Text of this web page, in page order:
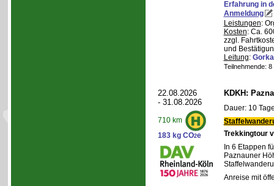
Erfahrung in
Anmeldung
Leistungen:
Kosten: Ca.
zzgl.
und
Leitung:
Teilnehmende:
22.08.2026
- 31.08.2026
710 km
183 kg CO2e
KDKH:
Dauer: 10
Trekkingtour
In 6 Etappen
Paznauner
Anreise mit